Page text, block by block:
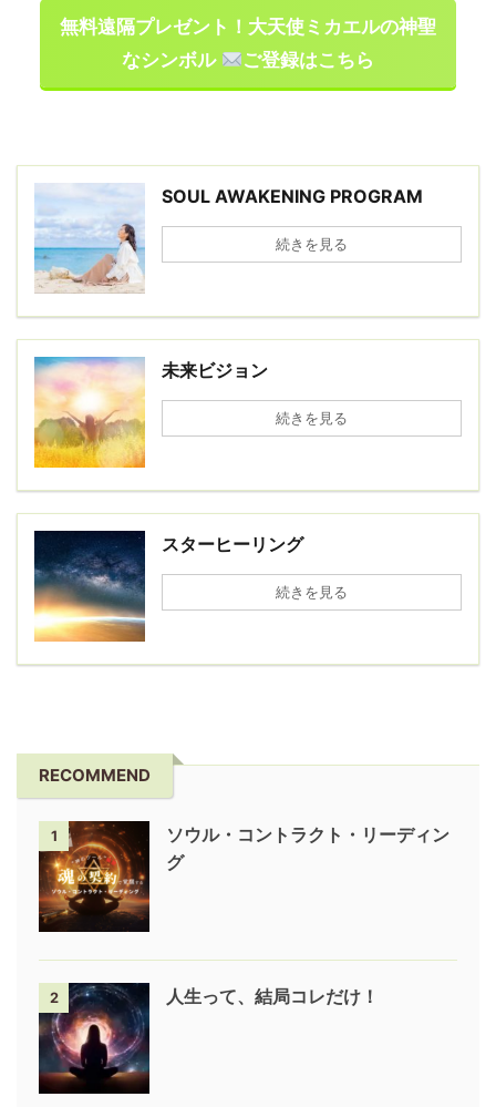
無料遠隔プレゼント！大天使ミカエルの神聖
なシンボル
ご登録はこちら
SOUL AWAKENING PROGRAM
続きを見る
未来ビジョン
続きを見る
スターヒーリング
続きを見る
RECOMMEND
1
ソウル・コントラクト・リーディン
グ
2 人生って、結局コレだけ！